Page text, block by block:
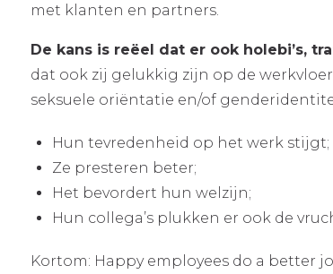
met klanten en partners.
De kans is reëel dat er ook holebi’s,
dat ook zij gelukkig zijn op de
seksuele oriëntatie en/of
Hun tevredenheid op het werk stijgt;
Ze presteren beter;
Het bevordert hun welzijn;
Hun collega’s plukken er ook de
Kortom: Happy employees do a better